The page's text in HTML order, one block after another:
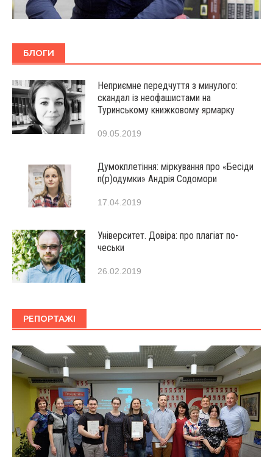
БЛОГИ
Неприємне передчуття з минулого:
скандал із неофашистами на
Туринському книжковому ярмарку
09.05.2019
Думокплетіння: міркування про «Бесіди
п(р)одумки» Андрія Содомори
17.04.2019
Університет. Довіра: про плагіат по-
чеськи
26.02.2019
РЕПОРТАЖІ